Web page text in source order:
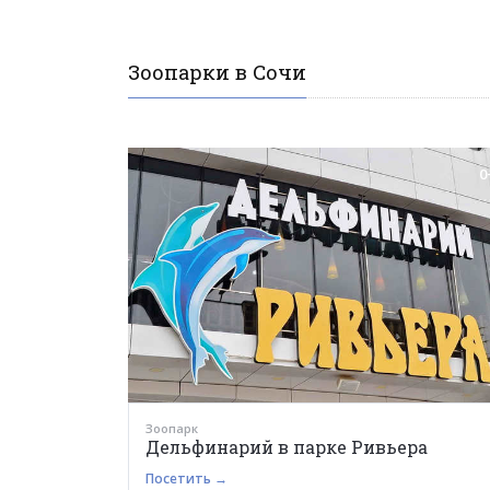
Зоопарки в Сочи
Зоопарк
Дельфинарий в парке Ривьера
Посетить →